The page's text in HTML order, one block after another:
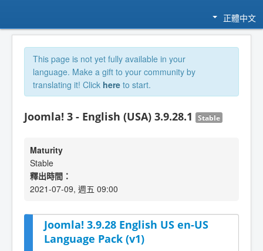
正體中文
This page is not yet fully available in your
language. Make a gift to your community by
translating it! Click here to start.
Joomla! 3 - English (USA) 3.9.28.1 Stable
Maturity
Stable
釋出時間：
2021-07-09, 週五 09:00
Joomla! 3.9.28 English US en-US
Language Pack (v1)